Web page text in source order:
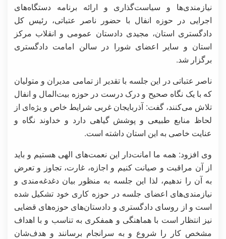
نیازمندی‌ها و سیاست‌گذاری و ارائه برنامه دستگاه‌های
اجرایی در حوزه انفال با حضور ناصر عتباتی، رئیس کل
دادگستری استان، مجیدی دادستان عمومی و انقلاب مرکز
استان و سایر اعضای شورا در سالن امامت دادگستری
برگزار شد.
ناصر عتباتی در این جلسه با تقدیر از تمامی مدیران و متولیان
که با یک نگاه صحیح و درک درست در حوزه بیت‌المال و انفال
تلاش می‌کنند، گفت: آذربایجان غربی شرایط خاص و یژه‌ای از
لحاظ منابع طبیعی و پوشش گیاهی دارد و خداوند نگاه و
عنایت خاصی به این استان داشته است.
وی افزود: همه ما امانت‌دار این نعمت‌های الهی هستیم و باید
از آن مراقبت و صیانت کنیم و اجازه، غارت، تجاوز و تعرض
به آن را ندهیم، لذا این جلسه به منظور بیان دغدغه‌مندی و
نیازمندی‌های اعضای جلسه در حوزه کاری خود تشکیل شده
است و از روسای دادگستری و دادستان‌های حوزه‌های قضایی
نیز انتظار است با هماهنگی و همفکری به تناسب و با اهداف
مشخص کار را شروع و به سرانجام برسانند و هدف‌شان